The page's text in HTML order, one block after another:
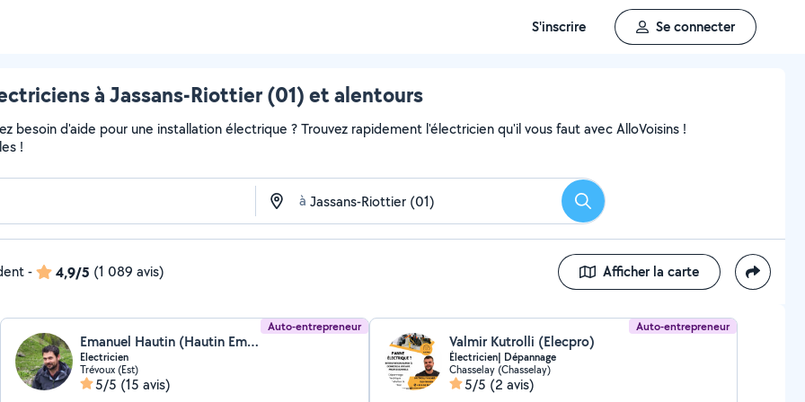
S'inscrire Se connecter
à Jassans-Riottier (01) et alentours
besoin d'aide pour une installation électrique ? Trouvez rapidement l'électricien qu'il vous faut avec AlloVoisins !
!
à Rechercher
- 4,9/5 (1 089 avis) Afficher la carte
Auto-entrepreneur
Emanuel Hautin (Hautin Emanuel)
Electricien
Trévoux (Est)
5/5 (15 avis)
Auto-entrepreneur
Valmir Kutrolli (Elecpro)
Électricien| Dépannage
Chasselay (Chasselay)
5/5 (2 avis)